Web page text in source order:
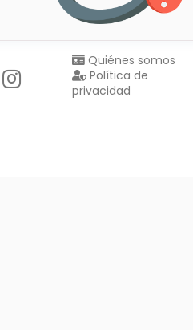
Quiénes somos
Política de
privacidad